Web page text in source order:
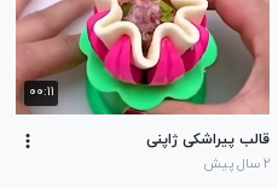
۰۰:۱۱
قالب پیراشکی ژاپنی
۲ سال پیش